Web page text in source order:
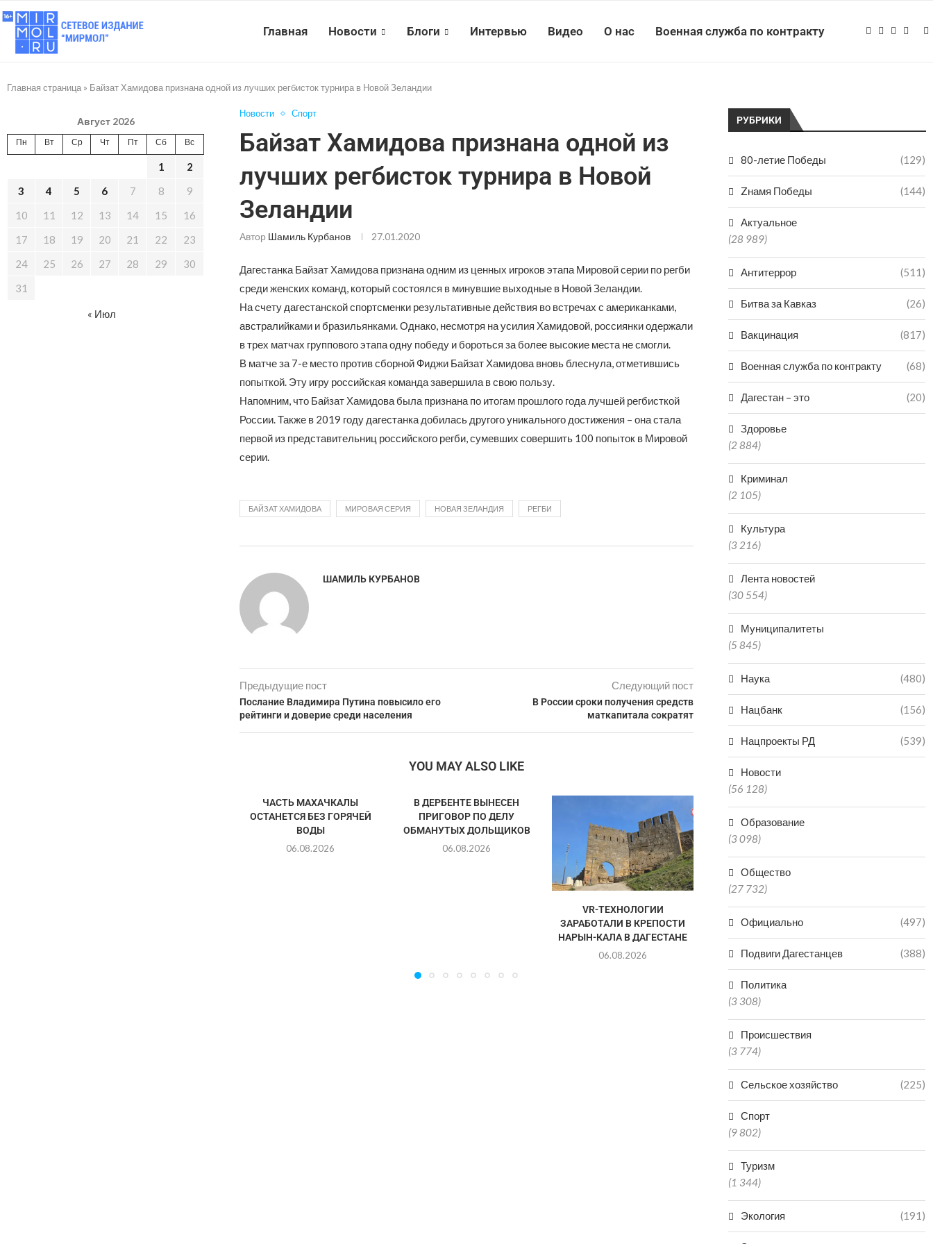
Главная Новости Блоги Интервью Видео О нас Военная служба по контракту
Главная страница » Байзат Хамидова признана одной из лучших регбисток турнира в Новой Зеландии
Новости Спорт
Байзат Хамидова признана одной из
лучших регбисток турнира в Новой
Зеландии
Автор Шамиль Курбанов 27.01.2020
Дагестанка Байзат Хамидова признана одним из ценных игроков этапа Мировой серии по регби
среди женских команд, который состоялся в минувшие выходные в Новой Зеландии.
На счету дагестанской спортсменки результативные действия во встречах с американками,
австралийками и бразильянками. Однако, несмотря на усилия Хамидовой, россиянки одержали
в трех матчах группового этапа одну победу и бороться за более высокие места не смогли.
В матче за 7-е место против сборной Фиджи Байзат Хамидова вновь блеснула, отметившись
попыткой. Эту игру российская команда завершила в свою пользу.
Напомним, что Байзат Хамидова была признана по итогам прошлого года лучшей регбисткой
России. Также в 2019 году дагестанка добилась другого уникального достижения – она стала
первой из представительниц российского регби, сумевших совершить 100 попыток в Мировой
серии.
БАЙЗАТ ХАМИДОВА МИРОВАЯ СЕРИЯ НОВАЯ ЗЕЛАНДИЯ РЕГБИ
ШАМИЛЬ КУРБАНОВ
Предыдущие пост
Послание Владимира Путина повысило его
рейтинги и доверие среди населения
Следующий пост
В России сроки получения средств
маткапитала сократят
YOU MAY ALSO LIKE
ЧАСТЬ МАХАЧКАЛЫ
ОСТАНЕТСЯ БЕЗ ГОРЯЧЕЙ
ВОДЫ
06.08.2026
В ДЕРБЕНТЕ ВЫНЕСЕН
ПРИГОВОР ПО ДЕЛУ
ОБМАНУТЫХ ДОЛЬЩИКОВ
06.08.2026
VR-ТЕХНОЛОГИИ
ЗАРАБОТАЛИ В КРЕПОСТИ
НАРЫН-КАЛА В ДАГЕСТАНЕ
06.08.2026
ДАГЕСТАН ВОШЕЛ В ТОП-5
РЕГИОНОВ ПО
ПРОИЗВОДСТВУ
МИНЕРАЛКИ...
06.08.2026
ИГРОК
ПОЛГОДА
РУБРИКИ
80-летие Победы (129)
Zнамя Победы (144)
Актуальное
(28 989)
Антитеррор (511)
Битва за Кавказ (26)
Вакцинация (817)
Военная служба по контракту (68)
Дагестан – это (20)
Здоровье
(2 884)
Криминал
(2 105)
Культура
(3 216)
Лента новостей
(30 554)
Муниципалитеты
(5 845)
Наука (480)
Нацбанк (156)
Нацпроекты РД (539)
Новости
(56 128)
Образование
(3 098)
Общество
(27 732)
Официально (497)
Подвиги Дагестанцев (388)
Политика
(3 308)
Происшествия
(3 774)
Сельское хозяйство (225)
Спорт
(9 802)
Туризм
(1 344)
Экология (191)
Август 2026
Пн Вт Ср Чт Пт Сб Вс
1
2
3
4 5 6 7 8
9
10
11 12 13 14 15
16
17
18 19 20 21 22
23
24
25 26 27 28 29
30
31
« Июл